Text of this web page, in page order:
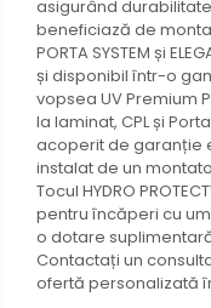
asigurând
beneficiază de
PORTA SYSTEM și
și disponibil într-o
vopsea UV Premium
la laminat, CPL și
acoperit de garanție
instalat de un
Tocul HYDRO
pentru încăperi cu
o dotare
Contactați un
ofertă personalizată